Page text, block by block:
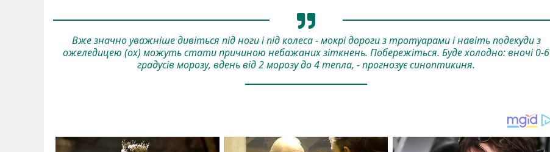
Вже значно уважніше дивіться під ноги і під колеса - мокрі дороги з тротуарами і навіть подекуди з
ожеледицею (ох) можуть стати причиною небажаних зіткнень. Побережіться. Буде холодно: вночі 0-6
градусів морозу, вдень від 2 морозу до 4 тепла, - прогнозує синоптикиня.